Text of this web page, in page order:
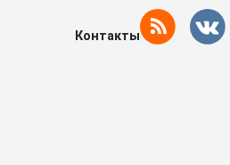
Контакты